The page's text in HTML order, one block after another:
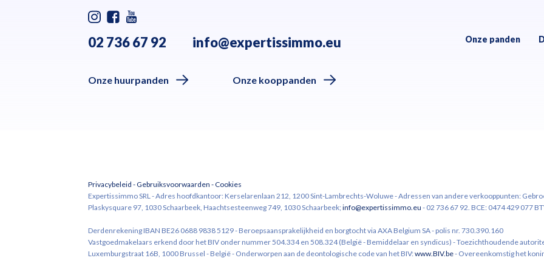
02 736 67 92 info@expertissimmo.eu
Onze huurpanden Onze kooppanden
Onze panden
Privacybeleid -Gebruiksvoorwaarden -Cookies
Expertissimmo SRL - Adres hoofdkantoor: Kerselarenlaan 212, 1200 Sint-Lambrechts-Woluwe - Adressen van andere verkooppunten:
Plaskysquare 97, 1030 Schaarbeek, Haachtsesteenweg 749, 1030 Schaarbeek;info@expertissimmo.eu - 02 736 67 92. BCE: 0474 429 077
Derdenrekening IBAN BE26 0688 9838 5129 - Beroepsaansprakelijkheid en borgtocht via AXA Belgium SA - polis nr. 730.390.160
Vastgoedmakelaars erkend door het BIV onder nummer 504.334 en 508.324 (België - Bemiddelaar en syndicus) - Toezichthoudende
Luxemburgstraat 16B, 1000 Brussel - België - Onderworpen aan de deontologische code van het BIV:www.BIV.be- Overeenkomstig het